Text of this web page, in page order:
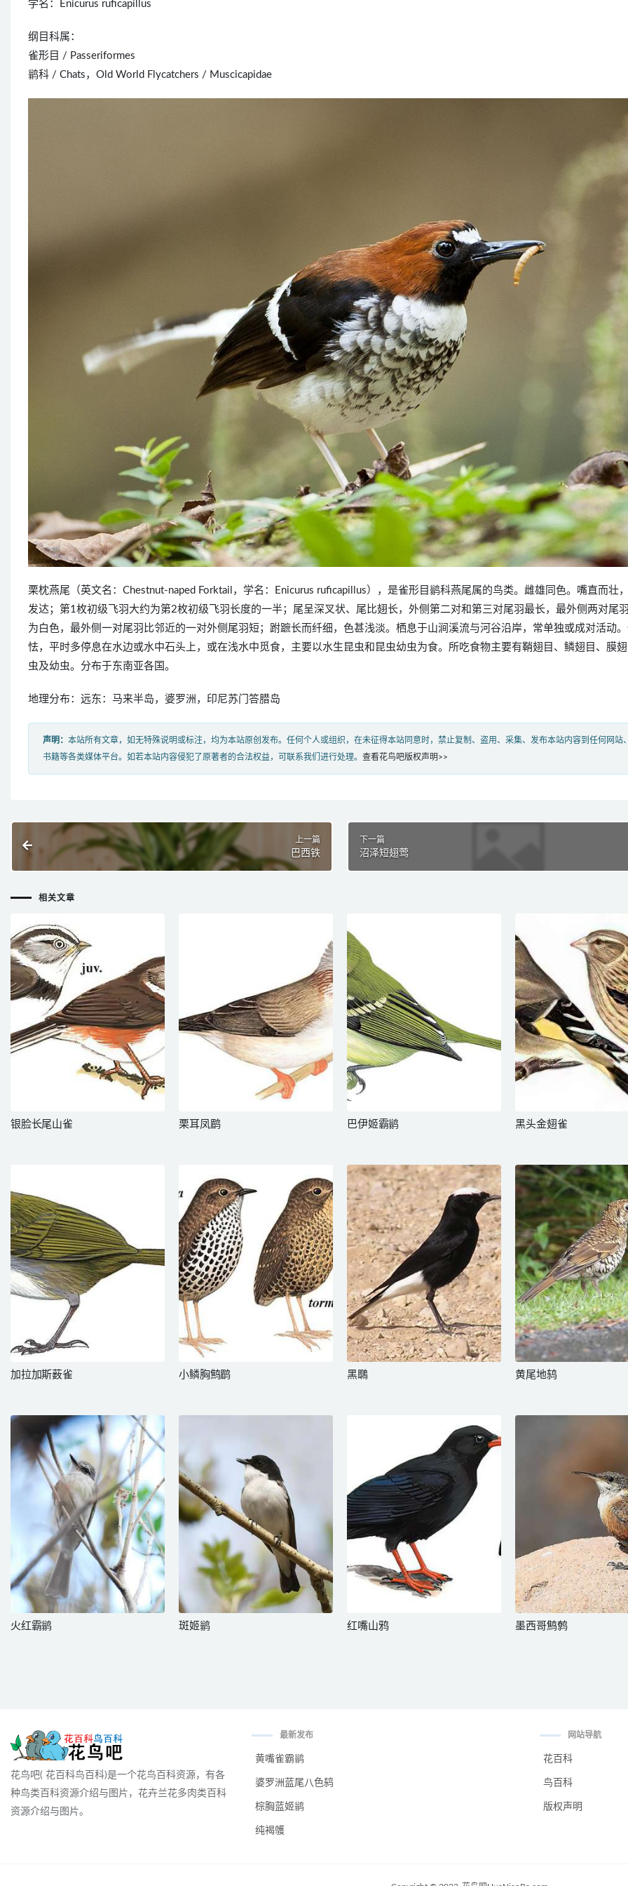
学名：Enicurus ruficapillus
纲目科属：
雀形目 / Passeriformes
鹟科 / Chats，Old World Flycatchers / Muscicapidae
栗枕燕尾（英文名：Chestnut-naped Forktail，学名：Enicurus ruficapillus），是雀形目鹟科燕尾属的鸟类。雌雄同色。嘴直而壮
发达；第1枚初级飞羽大约为第2枚初级飞羽长度的一半；尾呈深叉状、尾比翅长，外侧第二对和第三对尾羽最长，最外侧两对尾
为白色，最外侧一对尾羽比邻近的一对外侧尾羽短；跗蹠长而纤细，色甚浅淡。栖息于山涧溪流与河谷沿岸，常单独或成对活动
怯，平时多停息在水边或水中石头上，或在浅水中觅食，主要以水生昆虫和昆虫幼虫为食。所吃食物主要有鞘翅目、鳞翅目、膜
虫及幼虫。分布于东南亚各国。
地理分布：远东：马来半岛，婆罗洲，印尼苏门答腊岛
声明： 本站所有文章，如无特殊说明或标注，均为本站原创发布。任何个人或组织，在未征得本站同意时，禁止复制、盗用、采集、发布本站内容到任何网站
书籍等各类媒体平台。如若本站内容侵犯了原著者的合法权益，可联系我们进行处理。 查看花鸟吧版权声明>>
上一篇
巴西铁
下一篇
沼泽短翅莺
相关文章
银脸长尾山雀 栗耳凤鹛 巴伊姬霸鹟 黑头金翅雀
加拉加斯薮雀 小鳞胸鹪鹛 黑䳭 黄尾地鸫
火红霸鹟 斑姬鹟 红嘴山鸦 墨西哥鹪鹩
花鸟吧( 花百科鸟百科)是一个花鸟百科资源，有各
种鸟类百科资源介绍与图片，花卉兰花多肉类百科
资源介绍与图片。
最新发布
黄嘴雀霸鹟
婆罗洲蓝尾八色鸫
棕胸蓝姬鹟
纯褐鹱
网站导航
花百科
鸟百科
版权声明